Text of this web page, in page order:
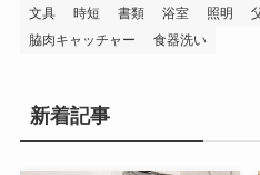
文具
時短 書類 浴室 照明
脇肉キャッチャー
食器洗い
新着記事